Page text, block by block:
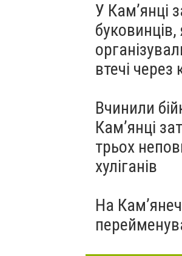
У Кам’янці
буковинців,
втечі через
Вчинили
Кам’янці
трьох
хуліганів
На